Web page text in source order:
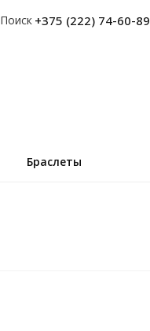
Поиск +375 (222) 74-60-89
Браслеты